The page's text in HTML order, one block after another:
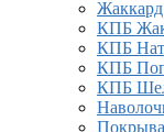
Жаккард
КПБ
КПБ
КПБ
КПБ